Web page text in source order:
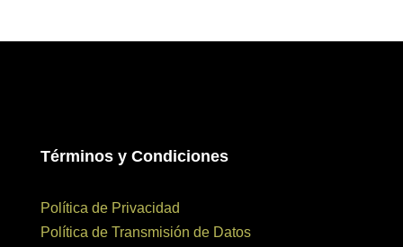
Términos y Condiciones
Política de Privacidad
Política de Transmisión de Datos